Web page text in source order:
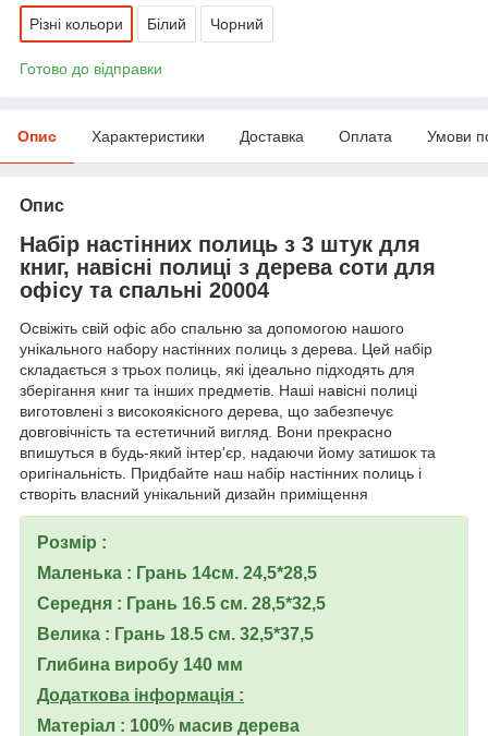
Різні кольори Білий Чорний
Готово до відправки
Опис Характеристики Доставка Оплата Умови
Опис
Набір настінних полиць з 3 штук для
книг, навісні полиці з дерева соти для
офісу та спальні 20004
Освіжіть свій офіс або спальню за допомогою нашого
унікального набору настінних полиць з дерева. Цей набір
складається з трьох полиць, які ідеально підходять для
зберігання книг та інших предметів. Наші навісні полиці
виготовлені з високоякісного дерева, що забезпечує
довговічність та естетичний вигляд. Вони прекрасно
впишуться в будь-який інтер'єр, надаючи йому затишок та
оригінальність. Придбайте наш набір настінних полиць і
створіть власний унікальний дизайн приміщення
Розмір :
Маленька : Грань 14см. 24,5*28,5
Середня : Грань 16.5 см. 28,5*32,5
Велика : Грань 18.5 см. 32,5*37,5
Глибина виробу 140 мм
Додаткова інформація :
Матеріал : 100% масив дерева